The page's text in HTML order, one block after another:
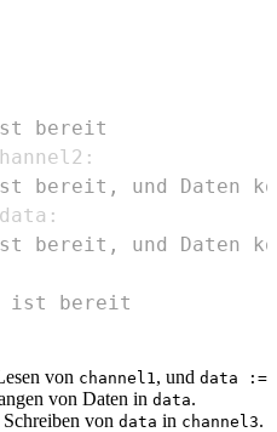
bereit
:
bereit, und Daten
:
bereit, und Daten
ist bereit
von channel1 , und data :=
von Daten in data.
Schreiben von data in channel3.